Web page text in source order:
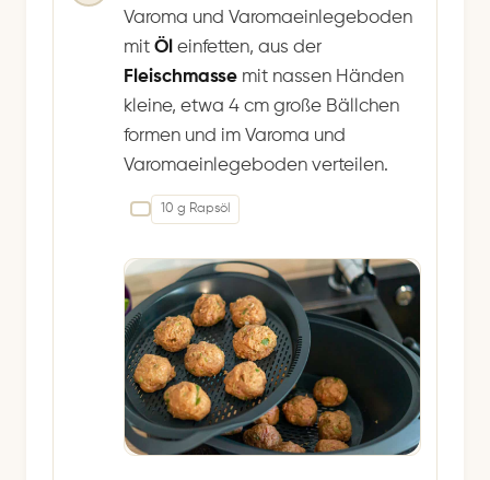
Varoma und Varomaeinlegeboden
mit Öl einfetten, aus der
Fleischmasse mit nassen Händen
kleine, etwa 4 cm große Bällchen
formen und im Varoma und
Varomaeinlegeboden verteilen.
10 g Rapsöl